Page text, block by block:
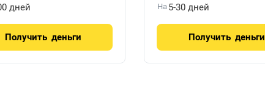
дней
Получить деньги
На 5-30 дней
Получить деньги